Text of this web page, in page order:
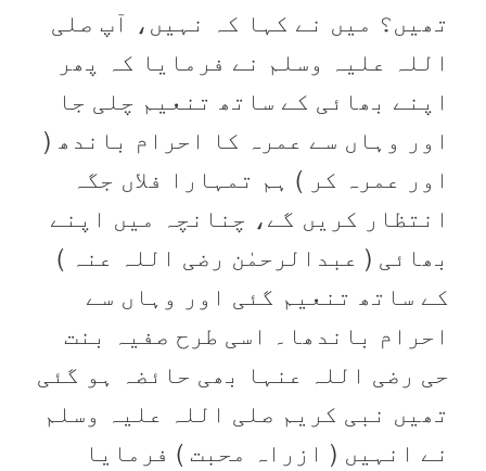
تھیں؟ میں نے کہا کہ نہیں، آپ صلی
اللہ علیہ وسلم نے فرمایا کہ پھر
اپنے بھائی کے ساتھ تنعیم چلی جا
اور وہاں سے عمرہ کا احرام باندھ (
اور عمرہ کر ) ہم تمہارا فلاں جگہ
انتظار کریں گے، چنانچہ میں اپنے
بھائی ( عبدالرحمٰن رضی اللہ عنہ )
کے ساتھ تنعیم گئی اور وہاں سے
احرام باندھا۔ اسی طرح صفیہ بنت
حی رضی اللہ عنہا بھی حائضہ ہو گئی
تھیں نبی کریم صلی اللہ علیہ وسلم
نے انہیں ( ازراہ محبت ) فرمایا